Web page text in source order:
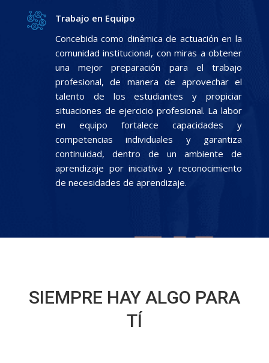
Trabajo en Equipo
Concebida como dinámica de actuación en la
comunidad institucional, con miras a obtener
una mejor preparación para el trabajo
profesional, de manera de aprovechar el
talento de los estudiantes y propiciar
situaciones de ejercicio profesional. La labor
en equipo fortalece capacidades y
competencias individuales y garantiza
continuidad, dentro de un ambiente de
aprendizaje por iniciativa y reconocimiento
de necesidades de aprendizaje.
SIEMPRE HAY ALGO PARA
TÍ